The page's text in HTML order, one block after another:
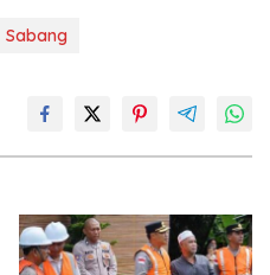
Sabang